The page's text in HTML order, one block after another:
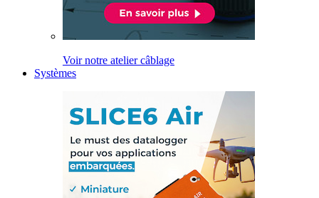
Voir notre atelier câblage
Systèmes